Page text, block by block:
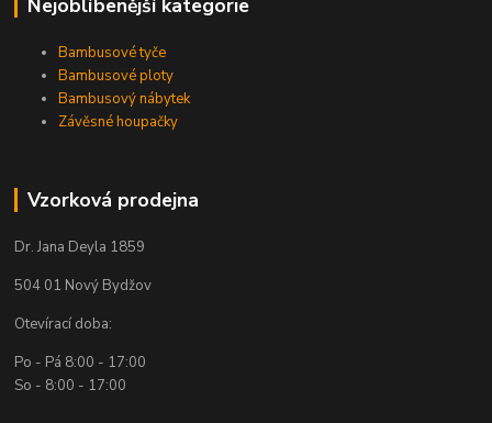
Nejoblíbenější kategorie
Bambusové tyče
Bambusové ploty
Bambusový nábytek
Závěsné houpačky
Vzorková prodejna
Dr. Jana Deyla 1859
504 01 Nový Bydžov
Otevírací doba:
Po - Pá 8:00 - 17:00
So - 8:00 - 17:00